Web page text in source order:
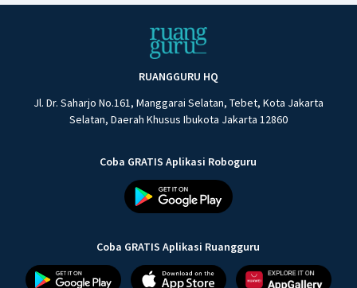
RUANGGURU HQ
Jl. Dr. Saharjo No.161, Manggarai Selatan, Tebet, Kota Jakarta
Selatan, Daerah Khusus Ibukota Jakarta 12860
Coba GRATIS Aplikasi Roboguru
Coba GRATIS Aplikasi Ruangguru